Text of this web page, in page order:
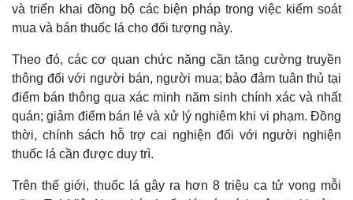
và triển khai đồng bộ các biện pháp trong việc kiểm soát
mua và bán thuốc lá cho đối tượng này.
Theo đó, các cơ quan chức năng cần tăng cường truyền
thông đối với người bán, người mua; bảo đảm tuân thủ tại
điểm bán thông qua xác minh năm sinh chính xác và nhất
quán; giảm điểm bán lẻ và xử lý nghiêm khi vi phạm. Đồng
thời, chính sách hỗ trợ cai nghiện đối với người nghiện
thuốc lá cần được duy trì.
Trên thế giới, thuốc lá gây ra hơn 8 triệu ca tử vong mỗi